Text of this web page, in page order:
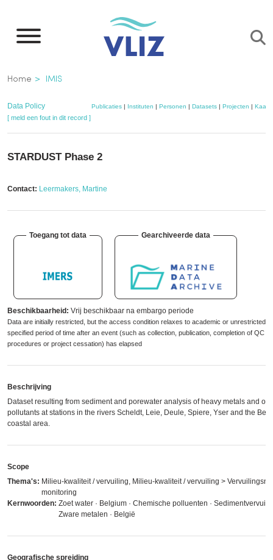
naar
inhoud
gaan
Kruimelpad
Home IMIS
Data Policy Publicaties| Instituten | Personen | Datasets| Projecten |
[ meld een fout in dit record ]
STARDUST Phase 2
Contact: Leermakers, Martine
Toegang tot data Gearchiveerde data
Beschikbaarheid: Vrij beschikbaar na embargo periode
Data are initially restricted, but the access condition relaxes to academic or unrestricted
specified period of time after an event (such as collection, publication, completion of QC
procedures or project cessation) has elapsed
Beschrijving
Dataset resulting from sediment and porewater analysis of heavy metals and
pollutants at stations in the rivers Scheldt, Leie, Deule, Spiere, Yser and the
coastal area.
Scope
Thema's: Milieu-kwaliteit / vervuiling, Milieu-kwaliteit / vervuiling >
monitoring
Kernwoorden: Zoet water · Belgium · Chemische polluenten ·
Zware metalen · België
Geografische spreiding